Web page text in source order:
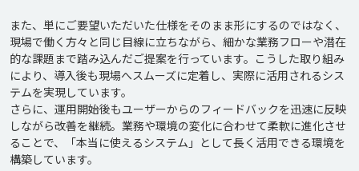
また、単にご要望いただいた仕様をそのまま形にするのではなく、
現場で働く方々と同じ目線に立ちながら、細かな業務フローや潜在
的な課題まで踏み込んだご提案を行っています。こうした取り組み
により、導入後も現場へスムーズに定着し、実際に活用されるシス
テムを実現しています。
さらに、運用開始後もユーザーからのフィードバックを迅速に反映
しながら改善を継続。業務や環境の変化に合わせて柔軟に進化させ
ることで、「本当に使えるシステム」として長く活用できる環境を
構築しています。